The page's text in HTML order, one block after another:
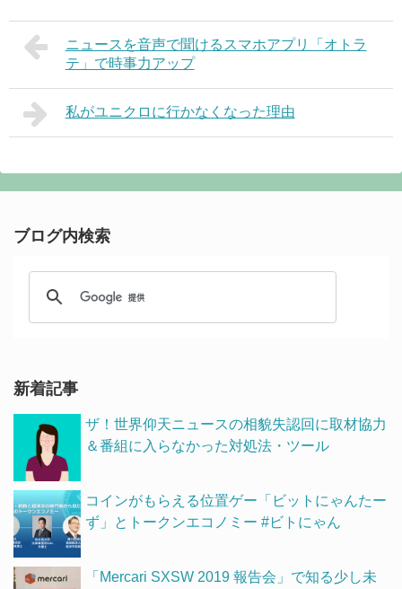
ニュースを音声で聞けるスマホアプリ「オトラ
テ」で時事力アップ
私がユニクロに行かなくなった理由
ブログ内検索
新着記事
ザ！世界仰天ニュースの相貌失認回に取材協力
＆番組に入らなかった対処法・ツール
コインがもらえる位置ゲー「ビットにゃんたー
ず」とトークンエコノミー #ビトにゃん
「Mercari SXSW 2019 報告会」で知る少し未